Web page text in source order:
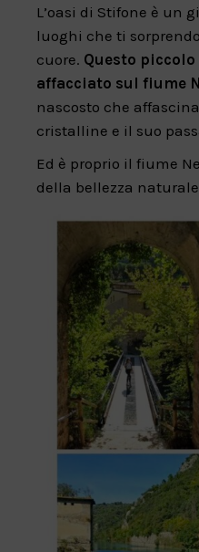
L’oasi di Stifone è un
luoghi che ti
cuore. Questo
affacciato sul fiume
nascosto che
cristalline e il suo
Ed è proprio il fiume
della bellezza